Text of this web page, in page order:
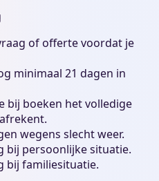
of offerte voordat je
minimaal 21 dagen in
bij boeken het volledige
wegens slecht weer.
bij persoonlijke situatie.
bij familiesituatie.